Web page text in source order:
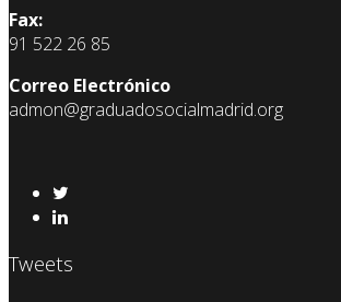
Fax:
91 522 26 85
Correo Electrónico
admon@graduadosocialmadrid.org
Tweets